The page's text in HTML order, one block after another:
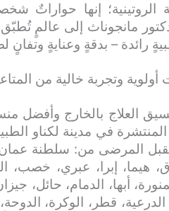
الروتينية؛ إنها حواراتٌ
مانجوناث إلى عالمٍ
رائدة – بدقةٍ وعنايةٍ وتفانٍ
أولوية وتجربة خالية من
العلاج بالخارج وأفضل
في مدينة لكناو
المرضى من: سلطنة
هيما، إبرا، عبري، خصب،
أبها، الدمام، حائل،
قطر، الوكرة،